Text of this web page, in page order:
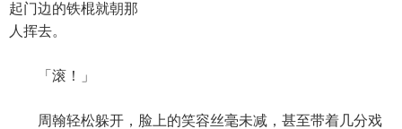
起门边的铁棍就朝那
人挥去。
「滚！」
周翰轻松躲开，脸上的笑容丝毫未减，甚至带着几分戏